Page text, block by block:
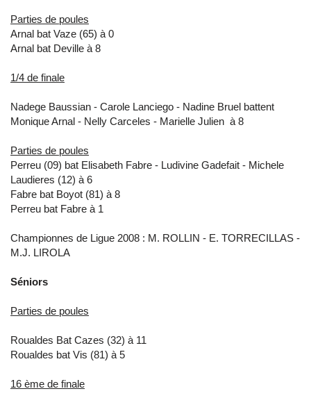
Parties de poules
Arnal bat Vaze (65) à 0
Arnal bat Deville à 8
1/4 de finale
Nadege Baussian - Carole Lanciego - Nadine Bruel battent
Monique Arnal - Nelly Carceles - Marielle Julien à 8
Parties de poules
Perreu (09) bat Elisabeth Fabre - Ludivine Gadefait - Michele
Laudieres (12) à 6
Fabre bat Boyot (81) à 8
Perreu bat Fabre à 1
Championnes de Ligue 2008 : M. ROLLIN - E. TORRECILLAS -
M.J. LIROLA
Séniors
Parties de poules
Roualdes Bat Cazes (32) à 11
Roualdes bat Vis (81) à 5
16 ème de finale